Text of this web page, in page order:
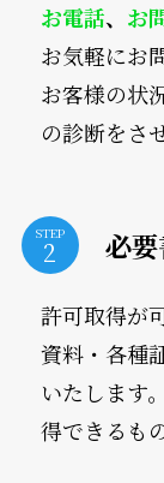
お電話、 お
お気軽にお
お客様の状
の診断をさ
STEP 必
許可取得が
資料・各種
いたします
得できるも